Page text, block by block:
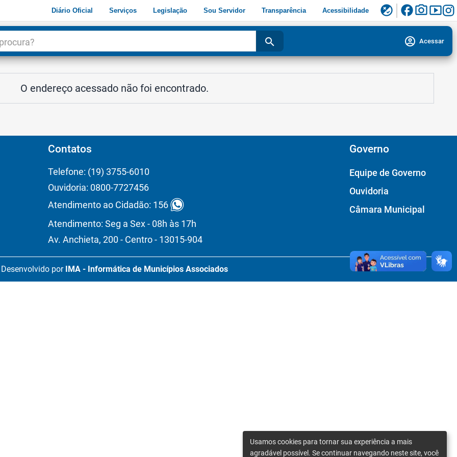
Diário Oficial Serviços Legislação Sou Servidor Transparência Acessibilidade flaky facebookphoto_camerasmart_display
search account_circle Acessar
O endereço acessado não foi encontrado.
Contatos
Telefone: (19) 3755-6010
Ouvidoria: 0800-7727456
Atendimento ao Cidadão: 156
Atendimento: Seg a Sex - 08h às 17h
Av. Anchieta, 200 - Centro - 13015-904
Governo
Equipe de Governo
Ouvidoria
Câmara Municipal
Desenvolvido por IMA - Informática de Municípios Associados
Usamos cookies para tornar sua experiência a mais
agradável possível. Se continuar navegando neste site, você